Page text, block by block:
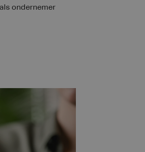
ondernemer